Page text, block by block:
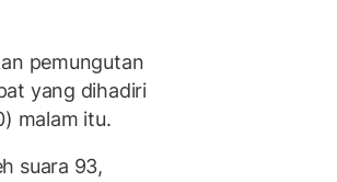
pemungutan
yang dihadiri
malam itu.
suara 93,